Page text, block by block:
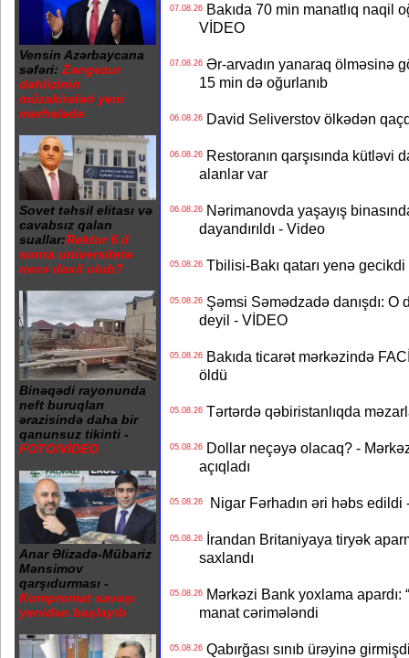
Vensin Azərbaycana
səfəri: Zəngəzur
dəhlizinin
müzakirələri yeni
mərhələdə
Sovet təhsil elitası və
cavabsız qalan
suallar:Rektor 6 il
sonra universitetə
necə daxil olub?
Binəqədi rayonunda
neft buruqları
ərazisində daha bir
qanunsuz tikinti -
FOTO/VİDEO
Anar Əlizadə-Mübariz
Mənsimov
qarşıdurması -
Kompromat savaşı
yenidən başlayıb
07.08.26Bakıda 70 min manatlıq naqil
VİDEO
07.08.26Ər-arvadın yanaraq ölməsinə
15 min də oğurlanıb
06.08.26David Seliverstov ölkədən
06.08.26Restoranın qarşısında kütləvi
alanlar var
06.08.26Nərimanovda yaşayış
dayandırıldı - Video
05.08.26Tbilisi-Bakı qatarı yenə gecikdi
05.08.26Şəmsi Səmədzadə danışdı: O
deyil - VİDEO
05.08.26Bakıda ticarət mərkəzində
öldü
05.08.26Tərtərdə qəbiristanlıqda
05.08.26Dollar neçəyə olacaq? -
açıqladı
05.08.26Nigar Fərhadın əri həbs edildi
05.08.26İrandan Britaniyaya tiryək
saxlandı
05.08.26Mərkəzi Bank yoxlama apardı:
manat cərimələndi
05.08.26Qabırğası sınıb ürəyinə